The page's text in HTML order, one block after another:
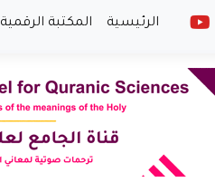
الرئيسية المكتبة الرقمية